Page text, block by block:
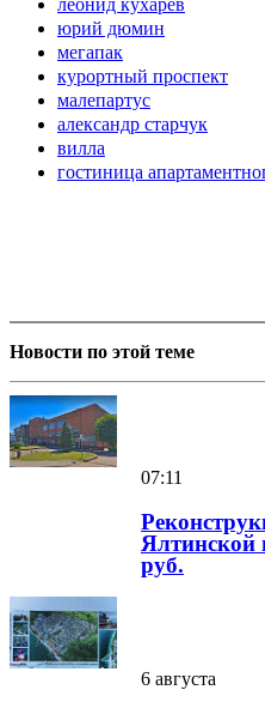
юрий дюмин
мегапак
курортный проспект
малепартус
александр старчук
вилла
гостиница
Новости по этой теме
07:11
Ялтинской
руб.
6 августа